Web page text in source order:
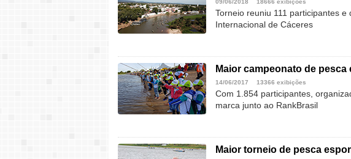
09/06/2018 18666 exibições
Torneio reuniu 111 participantes
Internacional de Cáceres
Maior campeonato de
14/06/2017 13366 exibições
Com 1.854 participantes,
marca junto ao RankBrasil
Maior torneio de pesca